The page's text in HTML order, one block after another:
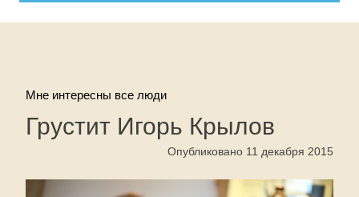
Мне интересны все люди
Грустит Игорь Крылов
Опубликовано 11 декабря 2015